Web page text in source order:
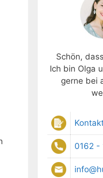
Schön,
Ich bin Olga
gerne bei
0162 -